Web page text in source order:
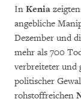
In Kenia
angebliche
Dezember und
mehr als 700
verbreiteter und
politischer
rohstoffreichen